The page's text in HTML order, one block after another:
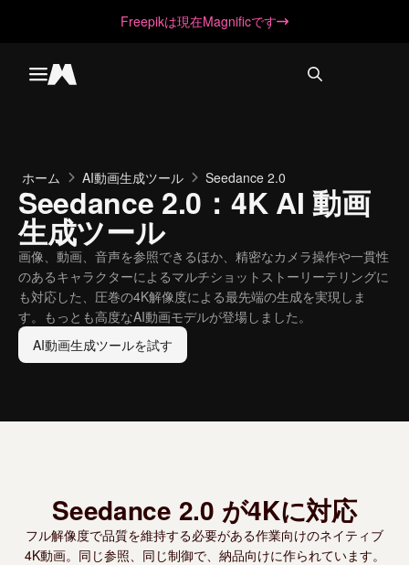
Freepikは現在Magnificです
Toggle menu
Magnific
ホーム AI動画生成ツール Seedance 2.0
Seedance 2.0：4K AI 動画
生成ツール
画像、動画、音声を参照できるほか、精密なカメラ操作や一貫性
のあるキャラクターによるマルチショットストーリーテリングに
も対応した、圧巻の4K解像度による最先端の生成を実現しま
す。もっとも高度なAI動画モデルが登場しました。
AI動画生成ツールを試す
Seedance 2.0 が4Kに対応
フル解像度で品質を維持する必要がある作業向けのネイティブ
4K動画。同じ参照、同じ制御で、納品向けに作られています。